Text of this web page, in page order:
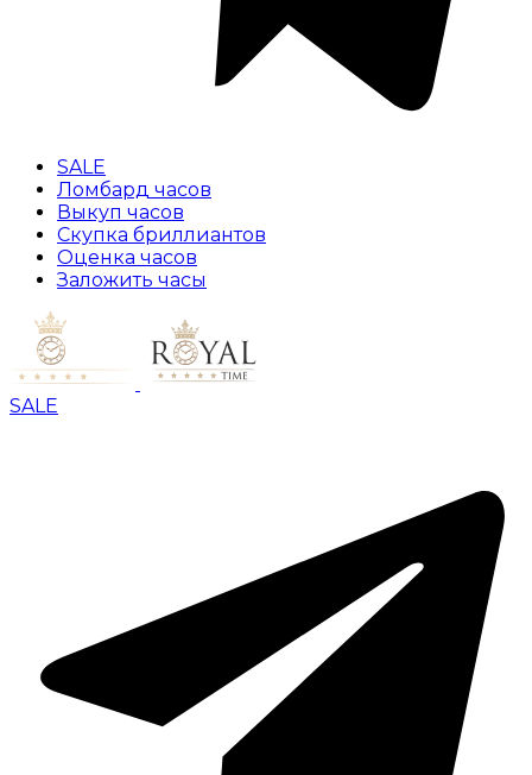
SALE
Ломбард часов
Выкуп часов
Скупка бриллиантов
Оценка часов
Заложить часы
SALE